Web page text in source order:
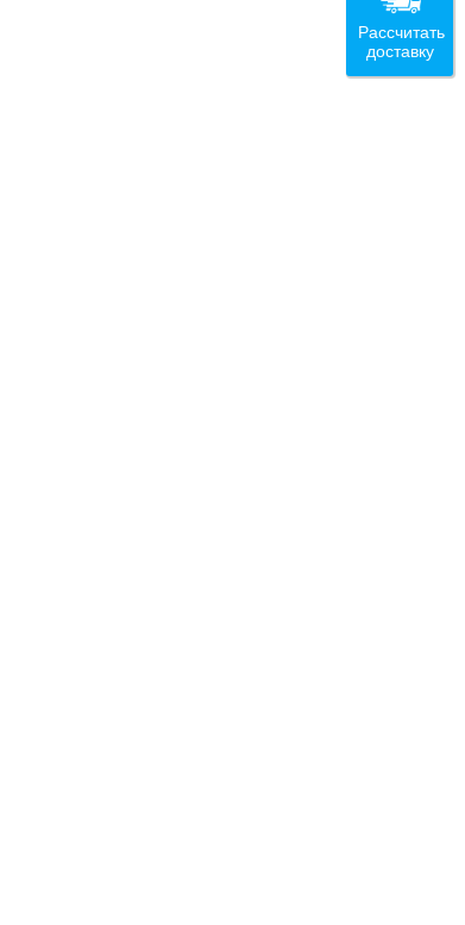
Рассчитать
доставку